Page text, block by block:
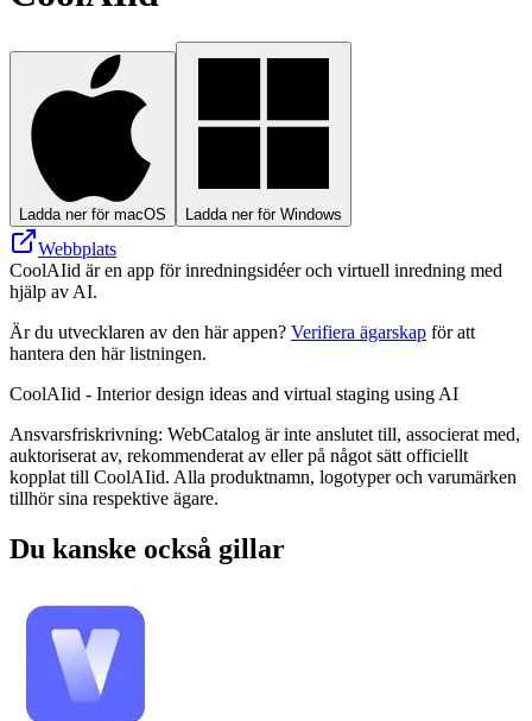
Ladda ner för macOS Ladda ner för Windows
Webbplats
CoolAIid är en app för inredningsidéer och virtuell inredning med
hjälp av AI.
Är du utvecklaren av den här appen? Verifiera ägarskap för att
hantera den här listningen.
CoolAIid - Interior design ideas and virtual staging using AI
Ansvarsfriskrivning: WebCatalog är inte anslutet till, associerat med,
auktoriserat av, rekommenderat av eller på något sätt officiellt
kopplat till CoolAIid. Alla produktnamn, logotyper och varumärken
tillhör sina respektive ägare.
Du kanske också gillar